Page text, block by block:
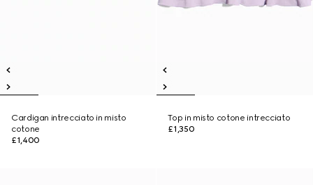
Cardigan intrecciato in misto
cotone
£1,400
Top in misto cotone intrecciato
£1,350